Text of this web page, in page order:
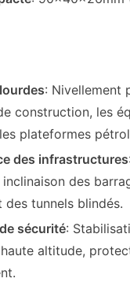
: Nivellement
construction, les
plateformes
des infrastructures
des
des tunnels blindés.
sécurité:
altitude,